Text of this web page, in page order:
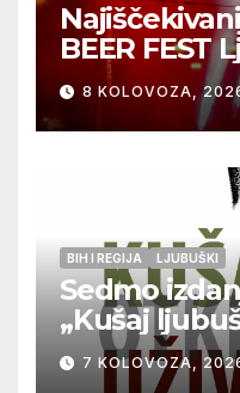
BEER FEST
9.kolovoza
8 KOLOVOZA,
BIH I REGIJA LJUBUŠKI
Sedmo
„Kušaj
vrhunska
glazbu
7 KOLOVOZA,